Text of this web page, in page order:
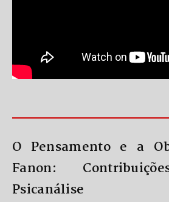
O Pensamento e a
Fanon:
Psicanálise